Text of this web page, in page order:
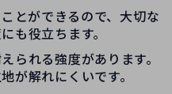
とができるので、大切な
も役立ちます。
られる強度があります。
が解れにくいです。